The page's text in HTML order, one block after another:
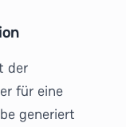
der
für eine
generiert